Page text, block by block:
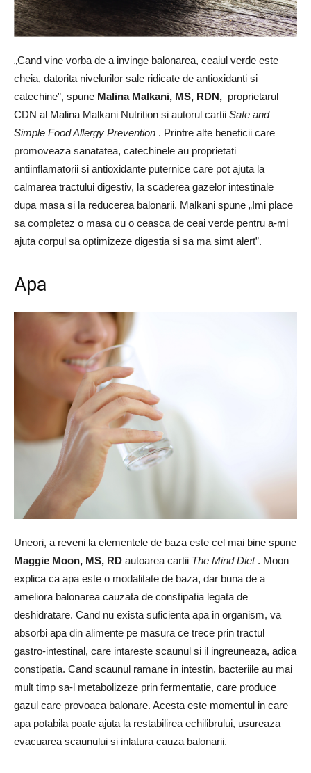
„Cand vine vorba de a invinge balonarea, ceaiul verde este
cheia, datorita nivelurilor sale ridicate de antioxidanti si
catechine”, spune Malina Malkani, MS, RDN, proprietarul
CDN al Malina Malkani Nutrition si autorul cartii Safe and
Simple Food Allergy Prevention . Printre alte beneficii care
promoveaza sanatatea, catechinele au proprietati
antiinflamatorii si antioxidante puternice care pot ajuta la
calmarea tractului digestiv, la scaderea gazelor intestinale
dupa masa si la reducerea balonarii. Malkani spune „Imi place
sa completez o masa cu o ceasca de ceai verde pentru a-mi
ajuta corpul sa optimizeze digestia si sa ma simt alert”.
Apa
Uneori, a reveni la elementele de baza este cel mai bine spune
Maggie Moon, MS, RD autoarea cartii The Mind Diet. Moon
explica ca apa este o modalitate de baza, dar buna de a
ameliora balonarea cauzata de constipatia legata de
deshidratare. Cand nu exista suficienta apa in organism, va
absorbi apa din alimente pe masura ce trece prin tractul
gastro-intestinal, care intareste scaunul si il ingreuneaza, adica
constipatia. Cand scaunul ramane in intestin, bacteriile au mai
mult timp sa-l metabolizeze prin fermentatie, care produce
gazul care provoaca balonare. Acesta este momentul in care
apa potabila poate ajuta la restabilirea echilibrului, usureaza
evacuarea scaunului si inlatura cauza balonarii.